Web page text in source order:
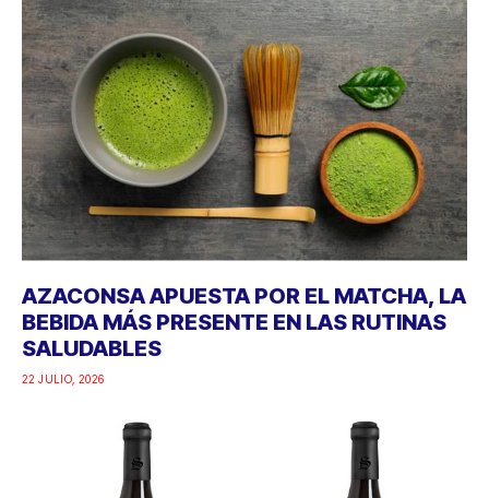
AZACONSA APUESTA POR EL MATCHA, LA
BEBIDA MÁS PRESENTE EN LAS RUTINAS
SALUDABLES
22 JULIO, 2026